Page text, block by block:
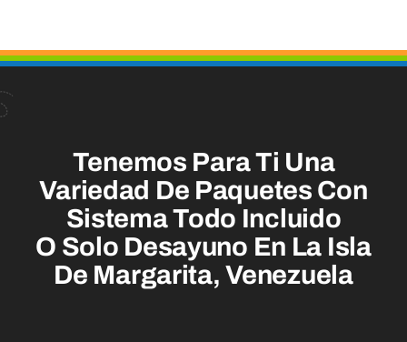
Tenemos Para Ti Una
Variedad De Paquetes Con
Sistema Todo Incluido
O Solo Desayuno En La Isla
De Margarita, Venezuela